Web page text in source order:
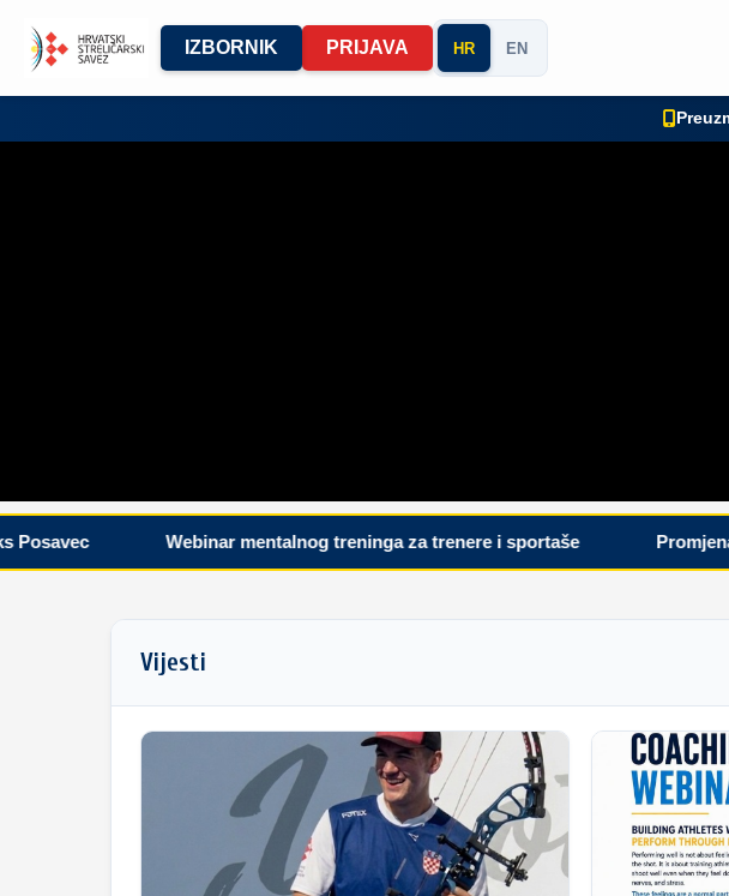
IZBORNIK PRIJAVA HR EN
Webinar mentalnog treninga za trenere i sportaše Promjena
Vijesti